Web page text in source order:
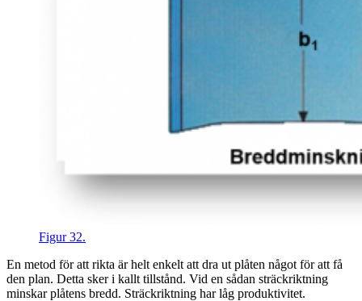
Figur 32.
En metod för att rikta är helt enkelt att dra ut plåten något för att få
den plan. Detta sker i kallt tillstånd. Vid en sådan sträckriktning
minskar plåtens bredd. Sträckriktning har låg produktivitet.